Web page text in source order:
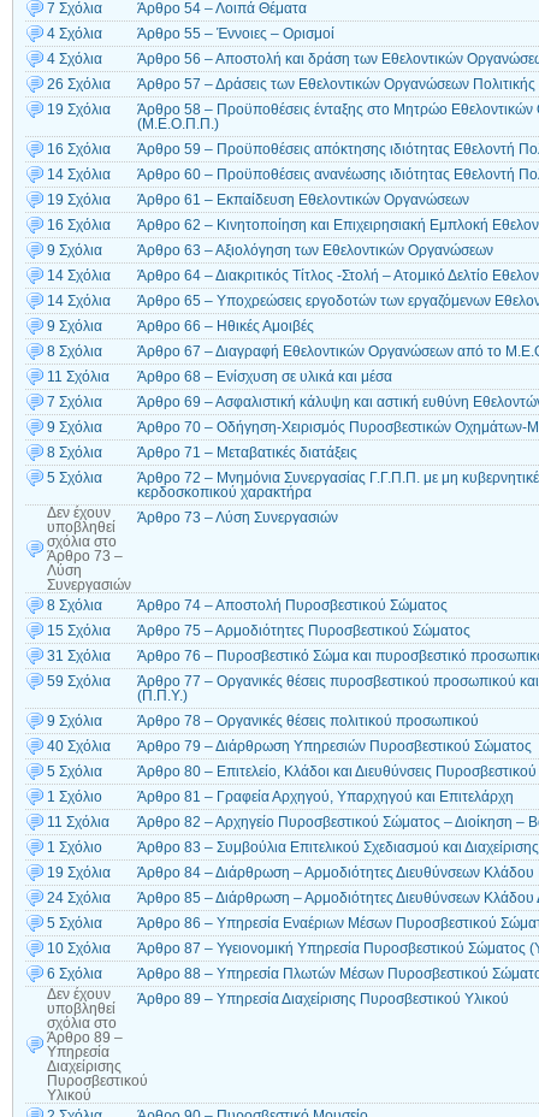
7 Σχόλια
Άρθρο 54 – Λοιπά Θέματα
4 Σχόλια
Άρθρο 55 – Έννοιες – Ορισμοί
4 Σχόλια
Άρθρο 56 – Αποστολή και δράση των Εθελοντικών
26 Σχόλια
Άρθρο 57 – Δράσεις των Εθελοντικών Οργανώσεων
19 Σχόλια
Άρθρο 58 – Προϋποθέσεις ένταξης στο Μητρώο
(Μ.Ε.Ο.Π.Π.)
16 Σχόλια
Άρθρο 59 – Προϋποθέσεις απόκτησης ιδιότητας Εθελοντή
14 Σχόλια
Άρθρο 60 – Προϋποθέσεις ανανέωσης ιδιότητας Εθελοντή
19 Σχόλια
Άρθρο 61 – Εκπαίδευση Εθελοντικών Οργανώσεων
16 Σχόλια
Άρθρο 62 – Κινητοποίηση και Επιχειρησιακή Εμπλοκή
9 Σχόλια
Άρθρο 63 – Αξιολόγηση των Εθελοντικών Οργανώσεων
14 Σχόλια
Άρθρο 64 – Διακριτικός Τίτλος -Στολή – Ατομικό Δελτίο
14 Σχόλια
Άρθρο 65 – Υποχρεώσεις εργοδοτών των εργαζόμενων
9 Σχόλια
Άρθρο 66 – Ηθικές Αμοιβές
8 Σχόλια
Άρθρο 67 – Διαγραφή Εθελοντικών Οργανώσεων από το
11 Σχόλια
Άρθρο 68 – Ενίσχυση σε υλικά και μέσα
7 Σχόλια
Άρθρο 69 – Ασφαλιστική κάλυψη και αστική ευθύνη
9 Σχόλια
Άρθρο 70 – Οδήγηση-Χειρισμός Πυροσβεστικών Οχημάτων-
8 Σχόλια
Άρθρο 71 – Μεταβατικές διατάξεις
5 Σχόλια
Άρθρο 72 – Μνημόνια Συνεργασίας Γ.Γ.Π.Π. με μη
κερδοσκοπικού χαρακτήρα
Δεν έχουν
υποβληθεί
σχόλια στο
Άρθρο 73 –
Λύση
Συνεργασιών
Άρθρο 73 – Λύση Συνεργασιών
8 Σχόλια
Άρθρο 74 – Αποστολή Πυροσβεστικού Σώματος
15 Σχόλια
Άρθρο 75 – Αρμοδιότητες Πυροσβεστικού Σώματος
31 Σχόλια
Άρθρο 76 – Πυροσβεστικό Σώμα και πυροσβεστικό
59 Σχόλια
Άρθρο 77 – Οργανικές θέσεις πυροσβεστικού προσωπικού
(Π.Π.Υ.)
9 Σχόλια
Άρθρο 78 – Οργανικές θέσεις πολιτικού προσωπικού
40 Σχόλια
Άρθρο 79 – Διάρθρωση Υπηρεσιών Πυροσβεστικού Σώματος
5 Σχόλια
Άρθρο 80 – Επιτελείο, Κλάδοι και Διευθύνσεις
1 Σχόλιο
Άρθρο 81 – Γραφεία Αρχηγού, Υπαρχηγού και Επιτελάρχη
11 Σχόλια
Άρθρο 82 – Αρχηγείο Πυροσβεστικού Σώματος – Διοίκηση –
1 Σχόλιο
Άρθρο 83 – Συμβούλια Επιτελικού Σχεδιασμού και
19 Σχόλια
Άρθρο 84 – Διάρθρωση – Αρμοδιότητες Διευθύνσεων Κλάδου
24 Σχόλια
Άρθρο 85 – Διάρθρωση – Αρμοδιότητες Διευθύνσεων Κλάδου
5 Σχόλια
Άρθρο 86 – Υπηρεσία Εναέριων Μέσων Πυροσβεστικού
10 Σχόλια
Άρθρο 87 – Υγειονομική Υπηρεσία Πυροσβεστικού Σώματος
6 Σχόλια
Άρθρο 88 – Υπηρεσία Πλωτών Μέσων Πυροσβεστικού
Δεν έχουν
υποβληθεί
σχόλια στο
Άρθρο 89 –
Υπηρεσία
Διαχείρισης
Πυροσβεστικού
Υλικού
Άρθρο 89 – Υπηρεσία Διαχείρισης Πυροσβεστικού Υλικού